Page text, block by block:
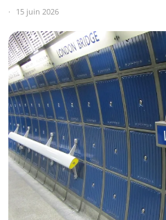
15 juin 2026